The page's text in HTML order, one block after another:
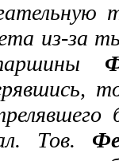
из-за
Тов.